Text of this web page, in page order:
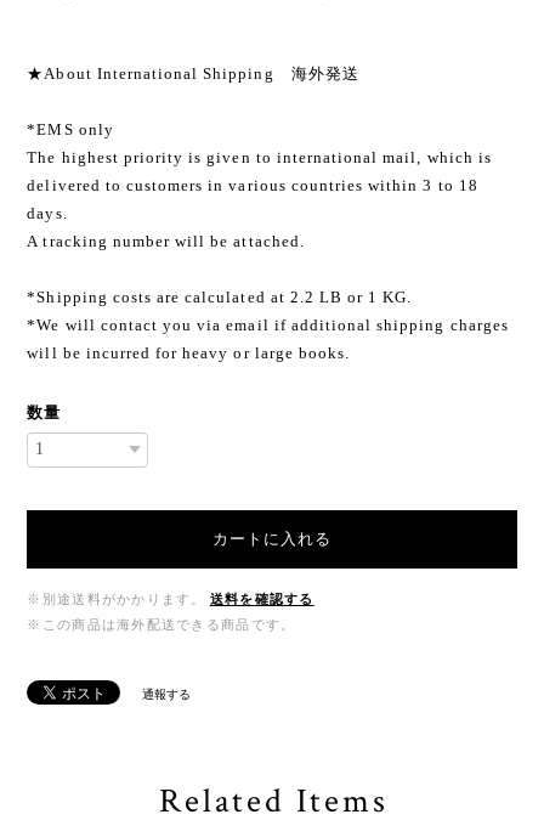
★About International Shipping 海外発送
*EMS only
The highest priority is given to international mail, which is
delivered to customers in various countries within 3 to 18
days.
A tracking number will be attached.
*Shipping costs are calculated at 2.2 LB or 1 KG.
*We will contact you via email if additional shipping charges
will be incurred for heavy or large books.
数量
カートに入れる
※別途送料がかかります。
送料を確認する
※この商品は海外配送できる商品です。
通報する
Related Items